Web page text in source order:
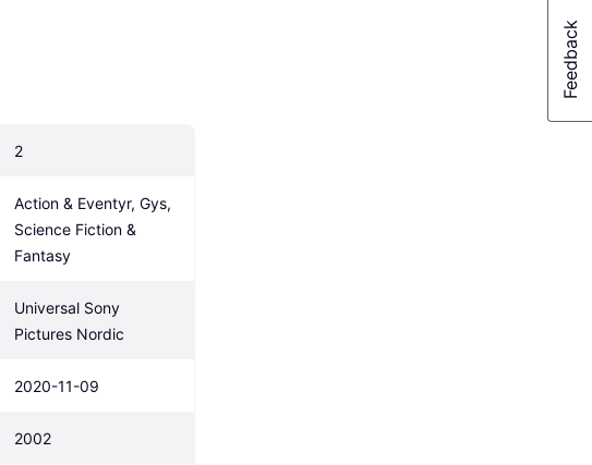
2
Action & Eventyr, Gys,
Science Fiction &
Fantasy
Universal Sony
Pictures Nordic
2020-11-09
2002